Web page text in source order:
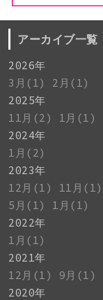
アーカイブ一覧
2026年
3月(1)
2月(1)
2025年
11月(2)
1月(1)
2024年
1月(2)
2023年
12月(1)
11月(1)
5月(1)
1月(1)
2022年
1月(1)
2021年
12月(1)
9月(1)
2020年